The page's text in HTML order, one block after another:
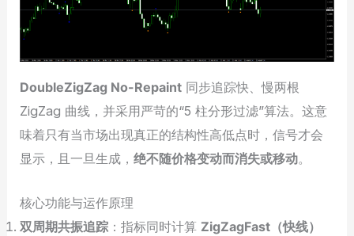
DoubleZigZag No-Repaint 同步追踪快、慢两根
ZigZag 曲线，并采用严苛的“5 柱分形过滤”算法。这意
味着只有当市场出现真正的结构性高低点时，信号才会
显示，且一旦生成，绝不随价格变动而消失或移动。
核心功能与运作原理
双周期共振追踪 ：指标同时计算 ZigZagFast（快线）